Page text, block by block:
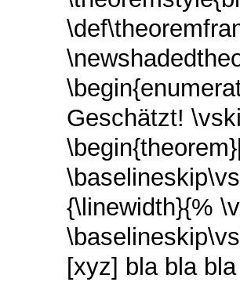
Geschätzt!
{\linewidth}{%
[xyz] bla bla